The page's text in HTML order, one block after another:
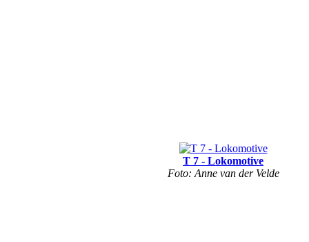
T 7 - Lokomotive
Foto: Anne van der Velde